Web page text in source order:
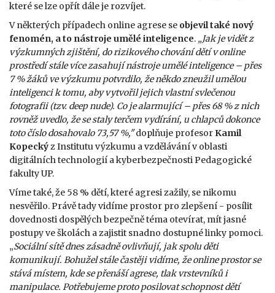
které se lze opřít dále je rozvíjet.
V některých případech online agrese se objevil také nový
fenomén, a to nástroje umělé inteligence. „Jak je vidět z
výzkumných zjištění, do rizikového chování dětí v online
prostředí stále více zasahují nástroje umělé inteligence – přes
7 % žáků ve výzkumu potvrdilo, že někdo zneužil umělou
inteligenci k tomu, aby vytvořil jejich vlastní svlečenou
fotografii (tzv. deep nude). Co je alarmující – přes 68 % z nich
rovněž uvedlo, že se staly terčem vydírání, u chlapců dokonce
toto číslo dosahovalo 73,57 %,"doplňuje profesor Kamil
Kopeckýz Institutu výzkumu a vzdělávání v oblasti
digitálních technologií a kyberbezpečnosti Pedagogické
fakulty UP.
Víme také, že 58 % dětí, které agresi zažily, se nikomu
nesvěřilo. Právě tady vidíme prostor pro zlepšení - posílit
dovednosti dospělých bezpečně téma otevírat, mít jasné
postupy ve školách a zajistit snadno dostupné linky pomoci.
„Sociální sítě dnes zásadně ovlivňují, jak spolu děti
komunikují. Bohužel stále častěji vidíme, že online prostor se
stává místem, kde se přenáší agrese, tlak vrstevníků i
manipulace. Potřebujeme proto posilovat schopnost dětí